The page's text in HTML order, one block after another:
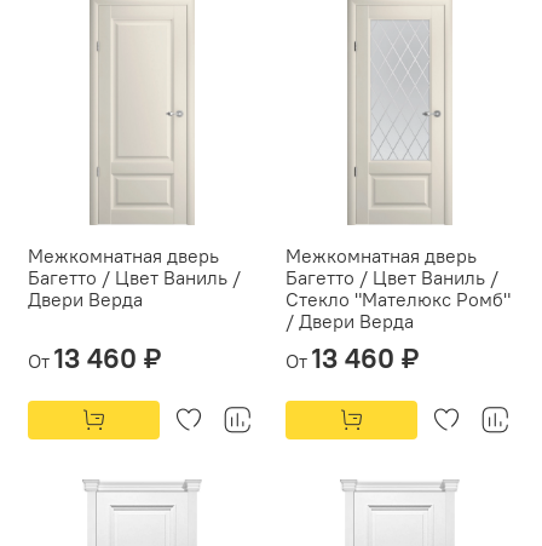
Межкомнатная дверь
Багетто / Цвет Ваниль /
Двери Верда
От 13 460 ₽
Межкомнатная дверь
Багетто / Цвет Ваниль /
Стекло "Мателюкс Ромб"
/ Двери Верда
От 13 460 ₽